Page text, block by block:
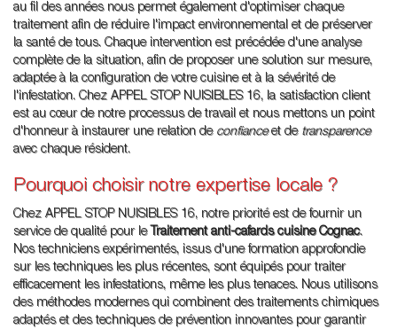
au fil des années nous permet également d'optimiser chaque
traitement afin de réduire l'impact environnemental et de préserver
la santé de tous. Chaque intervention est précédée d'une analyse
complète de la situation, afin de proposer une solution sur mesure,
adaptée à la configuration de votre cuisine et à la sévérité de
l'infestation. Chez APPEL STOP NUISIBLES 16, la satisfaction client
est au cœur de notre processus de travail et nous mettons un point
d'honneur à instaurer une relation de confianceet de transparence
avec chaque résident.
Pourquoi choisir notre expertise locale ?
Chez APPEL STOP NUISIBLES 16, notre priorité est de fournir un
service de qualité pour le Traitement anti-cafards cuisine Cognac.
Nos techniciens expérimentés, issus d'une formation approfondie
sur les techniques les plus récentes, sont équipés pour traiter
efficacement les infestations, même les plus tenaces. Nous utilisons
des méthodes modernes qui combinent des traitements chimiques
adaptés et des techniques de prévention innovantes pour garantir